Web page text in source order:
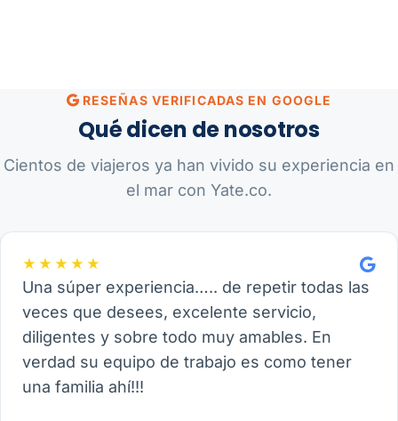
RESEÑAS VERIFICADAS EN GOOGLE
Qué dicen de nosotros
Cientos de viajeros ya han vivido su experiencia en
el mar con Yate.co.
★★★★★
Una súper experiencia….. de repetir todas las
veces que desees, excelente servicio,
diligentes y sobre todo muy amables. En
verdad su equipo de trabajo es como tener
una familia ahí!!!